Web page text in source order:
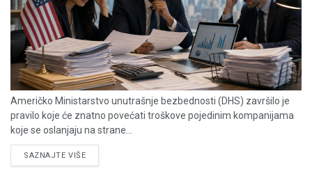
Američko Ministarstvo unutrašnje bezbednosti (DHS) završilo je
pravilo koje će znatno povećati troškove pojedinim kompanijama
koje se oslanjaju na strane...
SAZNAJTE VIŠEDETAILS